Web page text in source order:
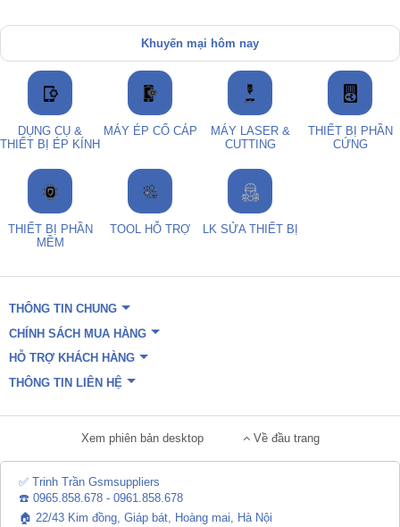
Khuyến mại hôm nay
DỤNG CỤ &
THIẾT BỊ ÉP KÍNH
MÁY ÉP CỔ CÁP
MÁY LASER &
CUTTING
THIẾT BỊ PHẦN
CỨNG
THIẾT BỊ PHẦN
MỀM
TOOL HỖ TRỢ LK SỬA THIẾT BỊ
THÔNG TIN CHUNG
CHÍNH SÁCH MUA HÀNG
HỖ TRỢ KHÁCH HÀNG
THÔNG TIN LIÊN HỆ
Xem phiên bản desktop Về đầu trang
✅ Trinh Trần Gsmsuppliers
☎️ 0965.858.678 - 0961.858.678
🏠 22/43 Kim đồng, Giáp bát, Hoàng mai, Hà Nội